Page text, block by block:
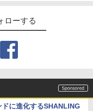
ローする
に進化するSHANLING